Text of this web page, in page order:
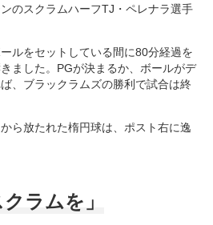
のスクラムハーフTJ・ペレナラ選手
ルをセットしている間に80分経過を
ました。PGが決まるか、ボールがデ
、ブラックラムズの勝利で試合は終
ら放たれた楕円球は、ポスト右に逸
ラムを」